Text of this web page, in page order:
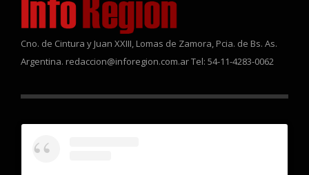
Cno. de Cintura y Juan XXIII, Lomas de Zamora, Pcia. de Bs. As.
Argentina. redaccion@inforegion.com.ar Tel: 54-11-4283-0062